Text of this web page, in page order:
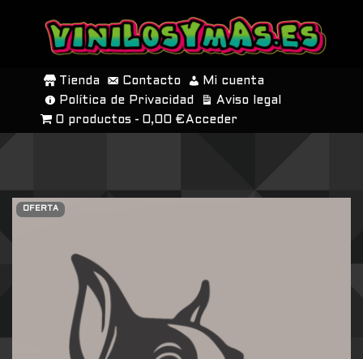
SALTAR
CONTENIDO
Tienda Contacto
Mi cuenta
Política de Privacidad
Aviso legal
0 productos
0,00 € Acceder
OFERTA